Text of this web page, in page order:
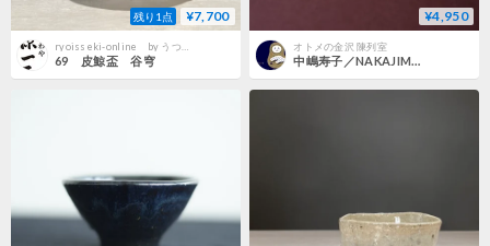
残り1点 ¥7,700
ryoisseki-online by うつわや涼一石
69 皮鯨盃 谷穹
¥4,950
オトメの金沢 陳列室
中嶋寿子／NAKAJIMA Toshiko「ぐい呑み」